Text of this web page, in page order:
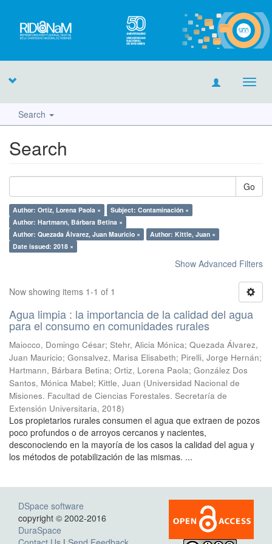
Search
Search
Go
Author: Ortiz, Lorena Paola ×
Subject: Contaminación ×
Author: Hartmann, Bárbara Betina ×
Author: Quezada Álvarez, Juan Mauricio ×
Author: Kittle, Juan ×
Date issued: 2018 ×
Show Advanced Filters
Now showing items 1-1 of 1
Agua limpia : la importancia de la calidad del agua
para el consumo en comunidades rurales
Maiocco, Domingo César; Stehr, Alicia Mónica; Quezada Álvarez,
Juan Mauricio; Gonsalvez, Marisa Elisabeth; Pirelli, Jorge Hernán;
Hartmann, Bárbara Betina; Ortiz, Lorena Paola; González Dos
Santos, Mónica Mabel; Kittle, Juan (Universidad Nacional de
Misiones. Facultad de Ciencias Forestales. Secretaría de
Extensión Universitaria, 2018)
Los propietarios rurales consumen el agua que extraen de pozos
poco profundos o de arroyos cercanos y nacientes,
desconociendo en la mayoría de los casos la calidad del agua y
los métodos de potabilización de las mismas. ...
DSpace software
copyright © 2002-2016
DuraSpace